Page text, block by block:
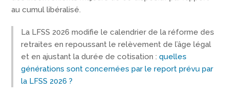
au cumul libéralisé.
La LFSS 2026 modifie le calendrier de la réforme des
retraites en repoussant le relèvement de l’âge légal
et en ajustant la durée de cotisation : quelles
générations sont concernées par le report prévu par
la LFSS 2026 ?